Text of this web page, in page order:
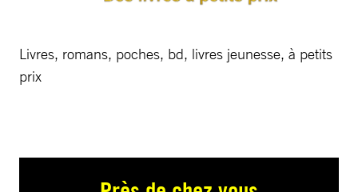
Livres, romans, poches, bd, livres jeunesse, à petits
prix